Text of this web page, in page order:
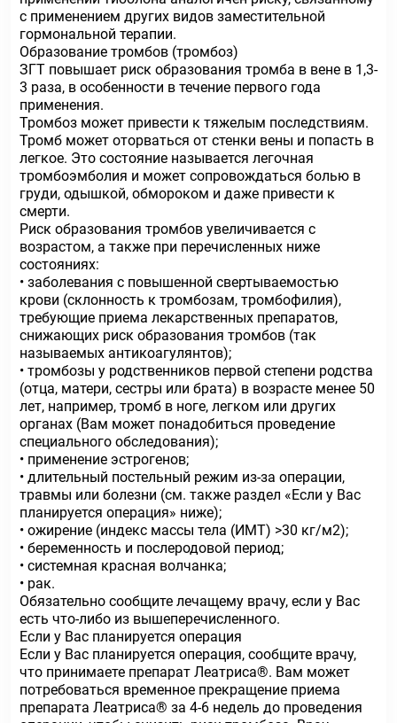
с применением других видов заместительной
гормональной терапии.
Образование тромбов (тромбоз)
ЗГТ повышает риск образования тромба в вене в 1,3-
3 раза, в особенности в течение первого года
применения.
Тромбоз может привести к тяжелым последствиям.
Тромб может оторваться от стенки вены и попасть в
легкое. Это состояние называется легочная
тромбоэмболия и может сопровождаться болью в
груди, одышкой, обмороком и даже привести к
смерти.
Риск образования тромбов увеличивается с
возрастом, а также при перечисленных ниже
состояниях:
• заболевания с повышенной свертываемостью
крови (склонность к тромбозам, тромбофилия),
требующие приема лекарственных препаратов,
снижающих риск образования тромбов (так
называемых антикоагулянтов);
• тромбозы у родственников первой степени родства
(отца, матери, сестры или брата) в возрасте менее 50
лет, например, тромб в ноге, легком или других
органах (Вам может понадобиться проведение
специального обследования);
• применение эстрогенов;
• длительный постельный режим из-за операции,
травмы или болезни (см. также раздел «Если у Вас
планируется операция» ниже);
• ожирение (индекс массы тела (ИМТ) >30 кг/м2);
• беременность и послеродовой период;
• системная красная волчанка;
• рак.
Обязательно сообщите лечащему врачу, если у Вас
есть что-либо из вышеперечисленного.
Если у Вас планируется операция
Если у Вас планируется операция, сообщите врачу,
что принимаете препарат Леатриса®. Вам может
потребоваться временное прекращение приема
препарата Леатриса® за 4-6 недель до проведения